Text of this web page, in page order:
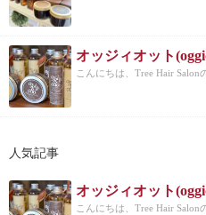
こんにちは、Tree Hair Salon
人気記事
こんにちは、Tree Hair Salon